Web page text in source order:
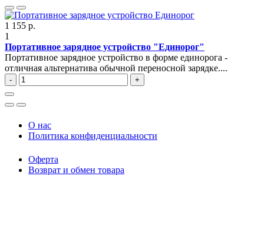
1 155 р.
1
Портативное зарядное устройство "Единорог"
Портативное зарядное устройство в форме единорога -
отличная альтернатива обычной переносной зарядке....
- +
O нас
Политика конфиденциальности
Оферта
Возврат и обмен товара